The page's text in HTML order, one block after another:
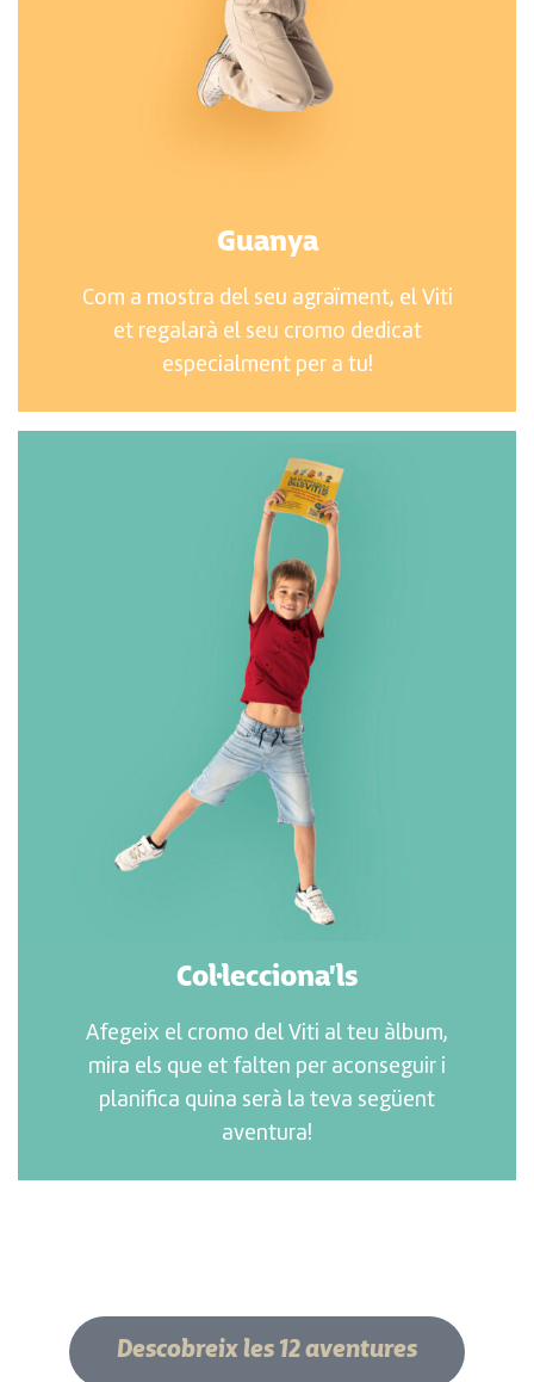
Guanya
Com a mostra del seu agraïment, el Viti
et regalarà el seu cromo dedicat
especialment per a tu!
Col·lecciona'ls
Afegeix el cromo del Viti al teu àlbum,
mira els que et falten per aconseguir i
planifica quina serà la teva següent
aventura!
Descobreix les 12 aventures